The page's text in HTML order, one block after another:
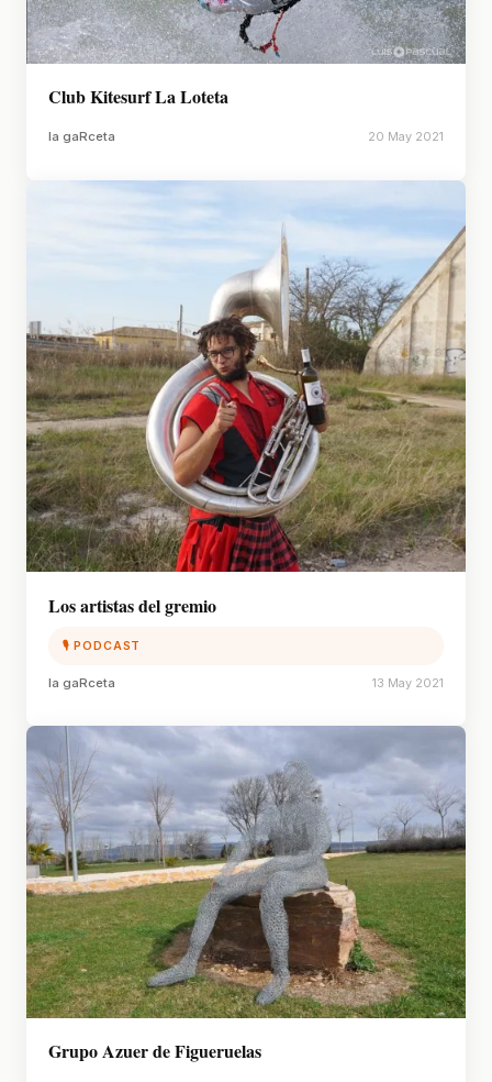
Club Kitesurf La Loteta
la gaRceta 20 May 2021
Los artistas del gremio
🎙 PODCAST
la gaRceta 13 May 2021
Grupo Azuer de Figueruelas